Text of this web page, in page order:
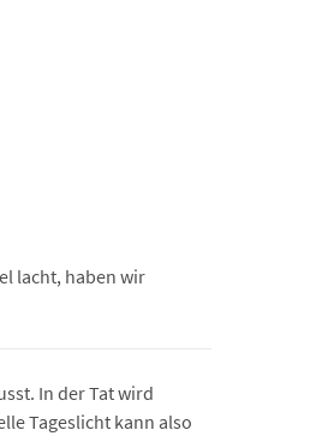
lacht, haben wir
In der Tat wird
Tageslicht kann also